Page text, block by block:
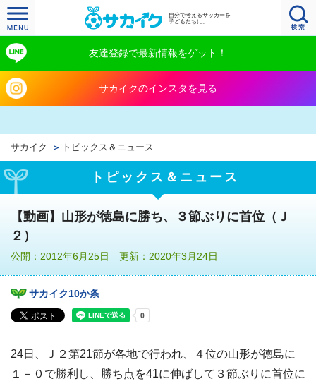
自分で考えるサッカーを
子どもたちに。
友達登録で最新情報をゲット！
サカイクのインスタを見る
サカイク トピックス＆ニュース
トピックス＆ニュース
【動画】山形が徳島に勝ち、３節ぶりに首位（Ｊ
２）
公開：2012年6月25日 更新：2020年3月24日
サカイク10か条
24日、Ｊ２第21節が各地で行われ、４位の山形が徳島に
１－０で勝利し、勝ち点を41に伸ばして３節ぶりに首位に